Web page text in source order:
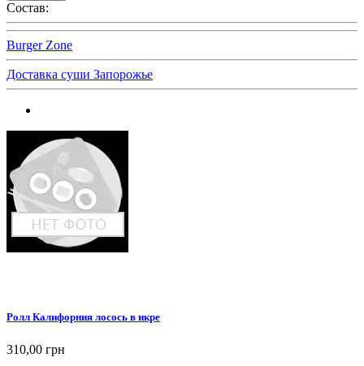
Состав:
Burger Zone
Доставка суши Запорожье
Ролл Калифорния лосось в икре
310,00 грн